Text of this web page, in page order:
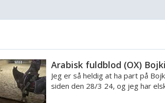
Arabisk fuldblod (OX)
Jeg er så heldig at ha part på
siden den 28/3 24, og jeg har